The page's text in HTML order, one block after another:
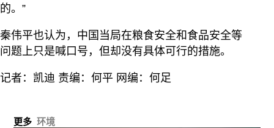
的。”
秦伟平也认为，中国当局在粮食安全和食品安全等
问题上只是喊口号，但却没有具体可行的措施。
记者：凯迪 责编：何平 网编：何足
更多 环境